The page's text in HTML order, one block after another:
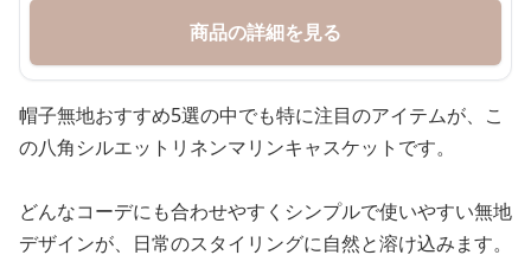
商品の詳細を見る
帽子無地おすすめ5選の中でも特に注目のアイテムが、こ
の八角シルエットリネンマリンキャスケットです。
どんなコーデにも合わせやすくシンプルで使いやすい無地
デザインが、日常のスタイリングに自然と溶け込みます。